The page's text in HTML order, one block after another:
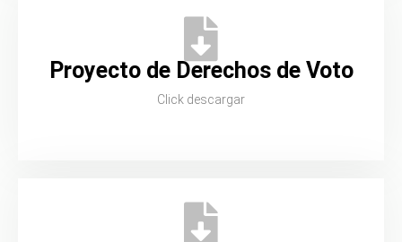
Proyecto de Derechos de Voto
Click descargar